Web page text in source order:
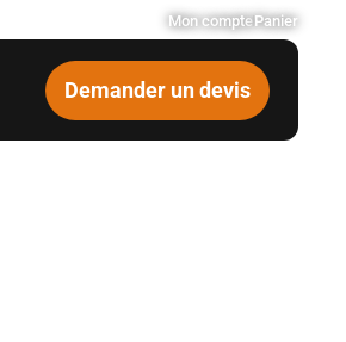
Mon compte Panier
Demander un devis